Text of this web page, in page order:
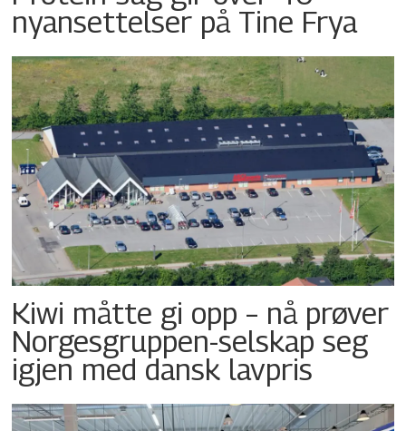
nyansettelser på Tine Frya
Kiwi måtte gi opp – nå prøver
Norgesgruppen-selskap seg
igjen med dansk lavpris